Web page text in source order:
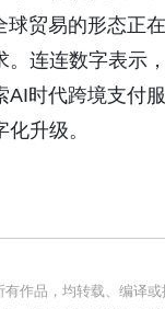
贸易的形态正
连连数字表示
时代跨境支付
升级。
作品，均转载、编译